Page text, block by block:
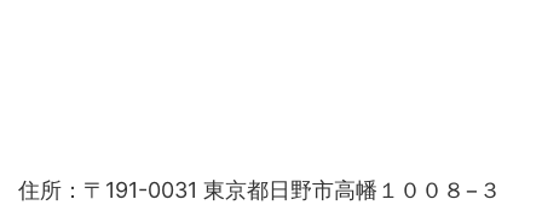
住所：〒191-0031 東京都日野市高幡１００８−３